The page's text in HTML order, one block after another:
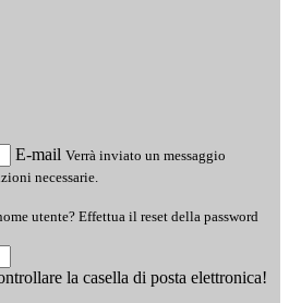
E-mail Verrà inviato un messaggio
necessarie.
utente? Effettua il reset della password
la casella di posta elettronica!